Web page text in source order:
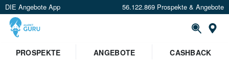
DIE Angebote App 56.122.869 Prospekte & Angebote
PROSPEKTE ANGEBOTE CASHBACK